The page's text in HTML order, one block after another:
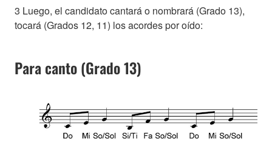
3 Luego, el candidato cantará o nombrará (Grado 13),
tocará (Grados 12, 11) los acordes por oído:
Para canto (Grado 13)